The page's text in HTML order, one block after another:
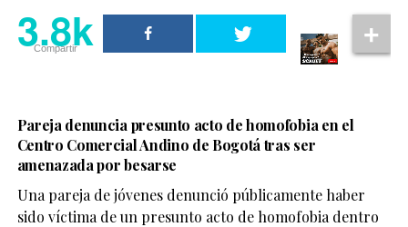
3.8k
Compartir
Pareja denuncia presunto acto de homofobia en el
Centro Comercial Andino de Bogotá tras ser
amenazada por besarse
Una pareja de jóvenes denunció públicamente haber
sido víctima de un presunto acto de homofobia dentro